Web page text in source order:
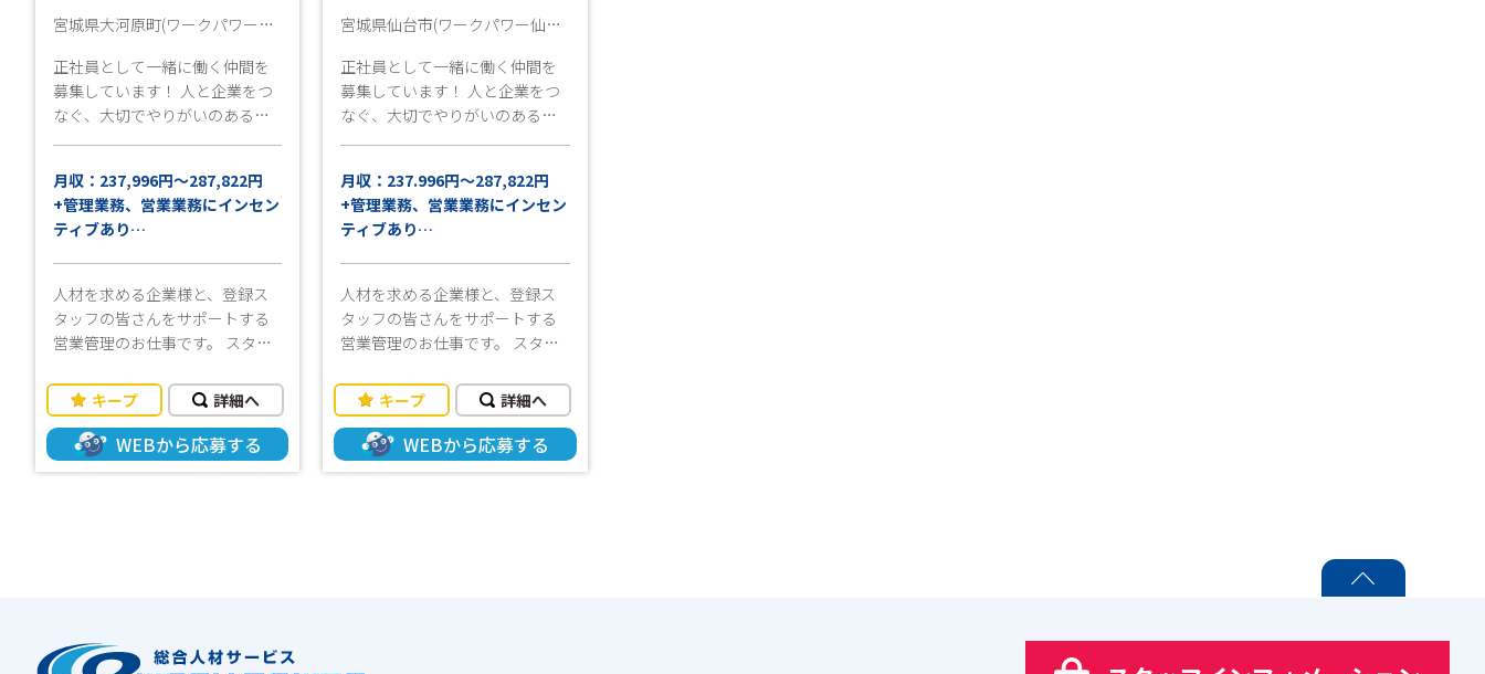
宮城県大河原町(ワークパワー仙
正社員として一緒に働く仲間を
募集しています！ 人と企業をつ
なぐ、大切でやりがいのあるお
●○ TwitterやFacebook、Xでも
お仕事情報多数公開中！URLはコ
チラから ⇓
https://www.facebook.com/ww
4510.jp https://x.com/ww4510
○●-----------------------------------
--------------○●○●○
月収：237,996円～287,822円
+管理業務、営業業務にインセン
ティブあり
人材を求める企業様と、登録ス
タッフの皆さんをサポートする
営業管理のお仕事です。 スタッ
と関わることが好きな方にぴっ
たりのお仕事です♬ 【具体的に
は】 ・登録スタッフさんのカウ
ンセリング お仕事を探してい
業様とのマッチング、条件交
キープ 詳細へ
WEBから応募する
宮城県仙台市(ワークパワー仙台
正社員として一緒に働く仲間を
募集しています！ 人と企業をつ
なぐ、大切でやりがいのあるお
●○ TwitterやFacebook、Xでも
お仕事情報多数公開中！URLはコ
チラから ⇓
https://www.facebook.com/ww
4510.jp https://x.com/ww4510
○●-----------------------------------
--------------○●○●○
月収：237.996円～287,822円
+管理業務、営業業務にインセン
ティブあり
人材を求める企業様と、登録ス
タッフの皆さんをサポートする
営業管理のお仕事です。 スタッ
と関わることが好きな方にぴっ
たりのお仕事です♬ 【具体的に
は】 ・登録スタッフさんのカウ
ンセリング お仕事を探してい
キープ 詳細へ
WEBから応募する